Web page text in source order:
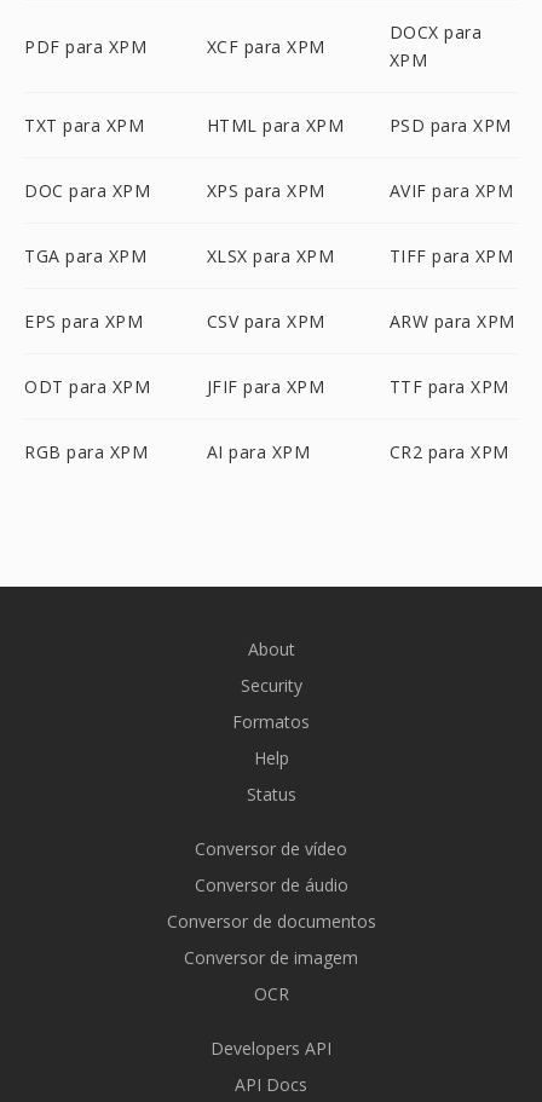
PDF para XPM XCF para XPM
DOCX para
XPM
TXT para XPM HTML para XPM PSD para XPM
DOC para XPM XPS para XPM AVIF para XPM
TGA para XPM XLSX para XPM TIFF para XPM
EPS para XPM CSV para XPM ARW para XPM
ODT para XPM JFIF para XPM TTF para XPM
RGB para XPM AI para XPM CR2 para XPM
About
Security
Formatos
Help
Status
Conversor de vídeo
Conversor de áudio
Conversor de documentos
Conversor de imagem
OCR
Developers API
API Docs